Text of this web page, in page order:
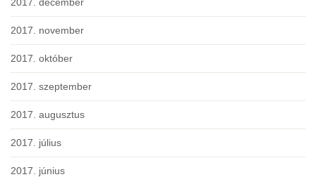
2017. november
2017. október
2017. szeptember
2017. augusztus
2017. július
2017. június